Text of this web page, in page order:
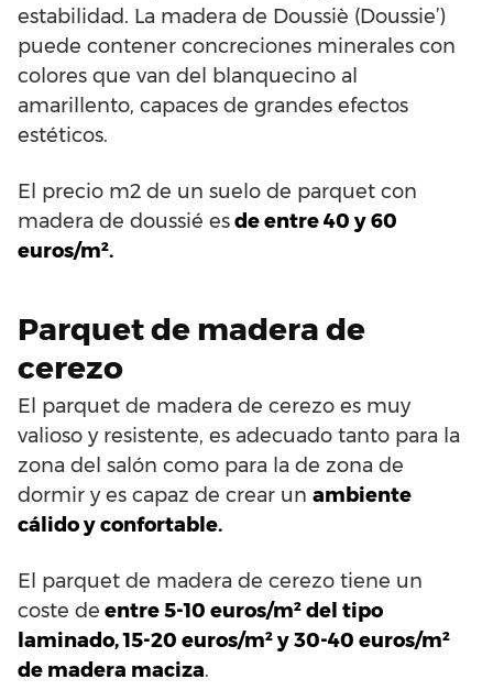
estabilidad. La madera de Doussiè (Doussie’)
puede contener concreciones minerales con
colores que van del blanquecino al
amarillento, capaces de grandes efectos
estéticos.
El precio m2 de un suelo de parquet con
madera de doussié esde entre 40 y 60
euros/m².
Parquet de madera de
cerezo
El parquet de madera de cerezo es muy
valioso y resistente, es adecuado tanto para la
zona del salón como para la de zona de
dormir y es capaz de crear un ambiente
cálido y confortable.
El parquet de madera de cerezo tiene un
coste de entre 5-10 euros/m² del tipo
laminado, 15-20 euros/m² y 30-40 euros/m²
de madera maciza.